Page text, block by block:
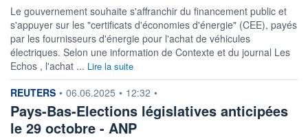
Le gouvernement souhaite s'affranchir du financement public et
s'appuyer sur les "certificats d'économies d'énergie" (CEE), payés
par les fournisseurs d'énergie pour l'achat de véhicules
électriques. Selon une information de Contexte et du journal Les
Echos , l'achat ... Lire la suite
information fournie par
REUTERS • 06.06.2025 • 12:32 •
Pays-Bas-Elections législatives anticipées
le 29 octobre - ANP